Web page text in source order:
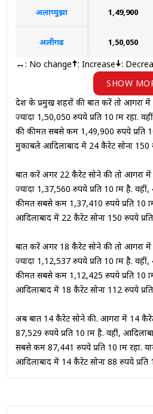
अलाप्पुझा ₹1,49,900
अलीगढ ₹1,50,050
↔: No change : Increase :
SHOW
देश के प्रमुख शहरों की बात करें तो आगरा
ज्यादा 1,50,050 रुपये प्रति 10 ग्राम रहा.
की कीमत सबसे कम 1,49,900 रुपये प्रति 10
मुकाबले आदिलाबाद में 24 कैरेट सोना 150
बात करें अगर 22 कैरेट सोने की तो आगरा
ज्यादा 1,37,560 रुपये प्रति 10 ग्राम है.
कीमत सबसे कम 1,37,410 रुपये प्रति 10
आदिलाबाद में 22 कैरेट सोना 150 रुपये प्रति
बात करें अगर 18 कैरेट सोने की तो आगरा
ज्यादा 1,12,537 रुपये प्रति 10 ग्राम है.
कीमत सबसे कम 1,12,425 रुपये प्रति 10
आदिलाबाद में 18 कैरेट सोना 112 रुपये प्रति
अब बात 14 कैरेट सोने की. आगरा में 14
87,529 रुपये प्रति 10 ग्राम है. वहीं,
सबसे कम 87,441 रुपये प्रति 10 ग्राम रहा.
आदिलाबाद में 14 कैरेट सोना 88 रुपये प्रति